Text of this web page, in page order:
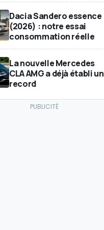
Dacia Sandero essence
(2026) : notre essai
consommation réelle
La nouvelle Mercedes
CLA AMG a déjà établi un
record